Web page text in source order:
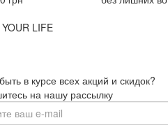
LIFE
в курсе всех акций и скидок?
на нашу рассылку